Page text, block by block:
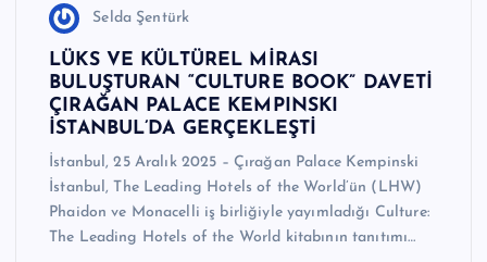
Selda Şentürk
LÜKS VE KÜLTÜREL MİRASI
BULUŞTURAN “CULTURE BOOK” DAVETİ
ÇIRAĞAN PALACE KEMPINSKI
İSTANBUL’DA GERÇEKLEŞTİ
İstanbul, 25 Aralık 2025 – Çırağan Palace Kempinski
İstanbul, The Leading Hotels of the World’ün (LHW)
Phaidon ve Monacelli iş birliğiyle yayımladığı Culture:
The Leading Hotels of the World kitabının tanıtımı…